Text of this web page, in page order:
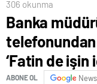
306 okunma
Banka
‘Fatin de işin
ABONE OL News